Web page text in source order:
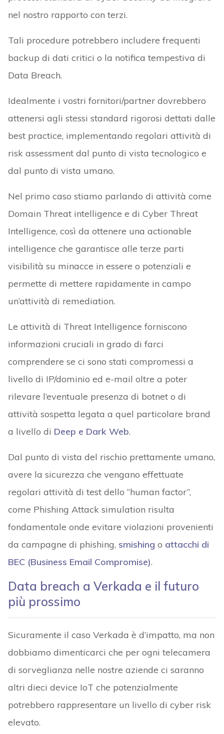
nel nostro rapporto con terzi.
Tali procedure potrebbero includere frequenti
backup di dati critici o la notifica tempestiva di
Data Breach.
Idealmente i vostri fornitori/partner dovrebbero
attenersi agli stessi standard rigorosi dettati dalle
best practice, implementando regolari attività di
risk assessment dal punto di vista tecnologico e
dal punto di vista umano.
Nel primo caso stiamo parlando di attività come
Domain Threat intelligence e di Cyber Threat
Intelligence, così da ottenere una actionable
intelligence che garantisce alle terze parti
visibilità su minacce in essere o potenziali e
permette di mettere rapidamente in campo
un’attività di remediation.
Le attività di Threat Intelligence forniscono
informazioni cruciali in grado di farci
comprendere se ci sono stati compromessi a
livello di IP/dominio ed e-mail oltre a poter
rilevare l’eventuale presenza di botnet o di
attività sospetta legata a quel particolare brand
a livello di Deep e Dark Web.
Dal punto di vista del rischio prettamente umano,
avere la sicurezza che vengano effettuate
regolari attività di test dello “human factor”,
come Phishing Attack simulation risulta
fondamentale onde evitare violazioni provenienti
da campagne di phishing, smishing o attacchi di
BEC (Business Email Compromise).
Data breach a Verkada e il futuro
più prossimo
Sicuramente il caso Verkada è d’impatto, ma non
dobbiamo dimenticarci che per ogni telecamera
di sorveglianza nelle nostre aziende ci saranno
altri dieci device IoT che potenzialmente
potrebbero rappresentare un livello di cyber risk
elevato.